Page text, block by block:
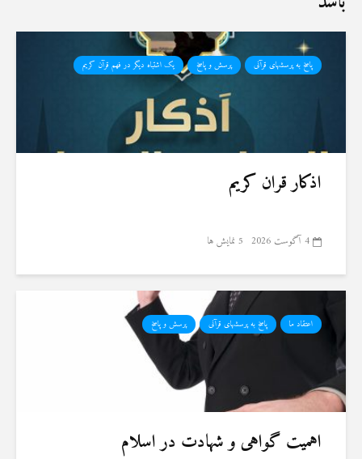
پاسخ به پرسشهای قرآنی پرسش و پاسخ یک اشتباه دیگر در فهم قرآن کریم
اذکار قران کریم
4 آگوست 2026 5 نمایش ها
اعتقاد ما پاسخ به پرسشهای قرآنی پرسش و پاسخ
اهمیت گواهی و شهادت در اسلام